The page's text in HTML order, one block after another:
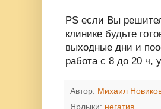
PS если Вы
клинике будьте
выходные дни и
работа с 8 до 20 ч,
Автор: Михаил
Ярлыки: негатив